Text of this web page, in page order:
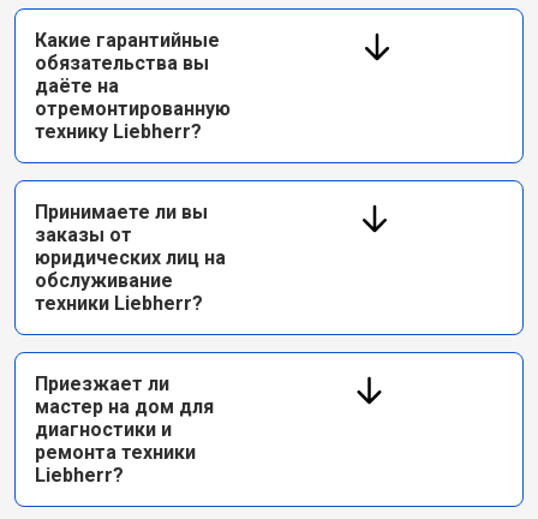
Какие гарантийные
обязательства вы
даёте на
отремонтированную
технику Liebherr?
Принимаете ли вы
заказы от
юридических лиц на
обслуживание
техники Liebherr?
Приезжает ли
мастер на дом для
диагностики и
ремонта техники
Liebherr?